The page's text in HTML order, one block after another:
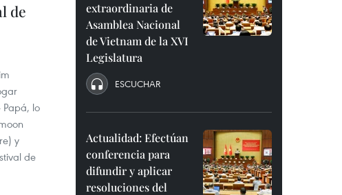
de
Papá, lo
y
de
extraordinaria de
Asamblea Nacional
de Vietnam de la XVI
Legislatura
ESCUCHAR
Actualidad: Efectúan
conferencia para
difundir y aplicar
resoluciones del